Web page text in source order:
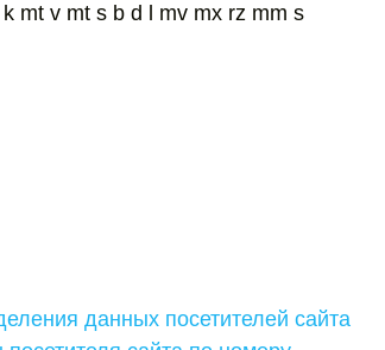
mt v mt s b d l mv mx rz mm s
данных посетителей сайта